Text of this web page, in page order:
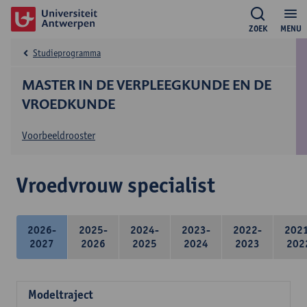
MENU
ZOEK
MASTER IN DE VERPLEEGKUNDE EN DE
VROEDKUNDE
Studieprogramma
Voorbeeldrooster
Vroedvrouw specialist
2026-
2027
2025-
2026
2024-
2025
2023-
2024
2022-
2023
Modeltraject